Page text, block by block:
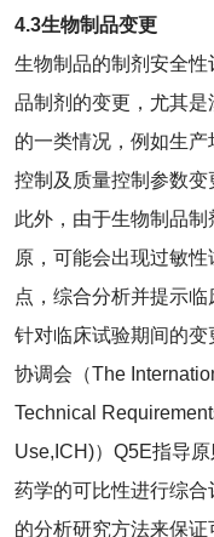
4.3生物制品变更
生物制品的制剂安全性
品制剂的变更，尤其
的一类情况，例如生
控制及质量控制参数变
此外，由于生物制品
原，可能会出现过敏
点，综合分析并提示临
针对临床试验期间的
协调会（The
Technical
Use,ICH)）Q5E指导
药学的可比性进行综合
的分析研究方法来保